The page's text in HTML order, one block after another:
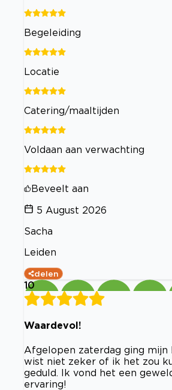
Begeleiding
Locatie
Catering/maaltijden
Voldaan aan verwachting
Beveelt aan
5 August 2026
Sacha
Leiden
delen
10
Waardevol!
Afgelopen zaterdag ging
wist niet zeker of ik het zou
geduld. Ik vond het een
ervaring!